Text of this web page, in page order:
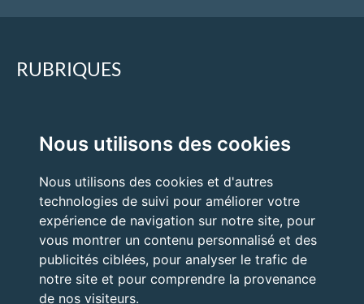
Nous utilisons des cookies
Nous utilisons des cookies et d'autres
technologies de suivi pour améliorer votre
expérience de navigation sur notre site, pour
vous montrer un contenu personnalisé et des
publicités ciblées, pour analyser le trafic de
notre site et pour comprendre la provenance
de nos visiteurs.
RUBRIQUES
Quand faire appel à un expert ?
Nos expertises
Nos prestations